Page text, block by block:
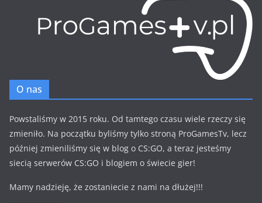
O nas
Powstaliśmy w 2015 roku. Od tamtego czasu wiele rzeczy się
zmieniło. Na początku byliśmy tylko stroną ProGamesTv, lecz
później zmieniliśmy się w blog o CS:GO, a teraz jesteśmy
siecią serwerów CS:GO i blogiem o świecie gier!
Mamy nadzieję, że zostaniecie z nami na dłużej!!!